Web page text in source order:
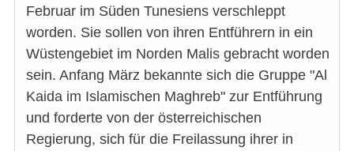
Februar im Süden Tunesiens verschleppt
worden. Sie sollen von ihren Entführern in ein
Wüstengebiet im Norden Malis gebracht worden
sein. Anfang März bekannte sich die Gruppe "Al
Kaida im Islamischen Maghreb" zur Entführung
und forderte von der österreichischen
Regierung, sich für die Freilassung ihrer in